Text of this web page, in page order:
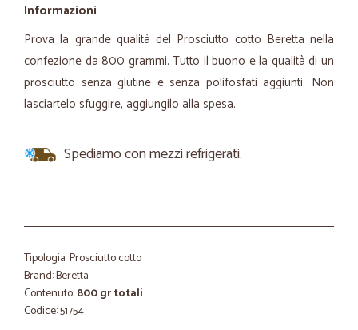
Informazioni
Prova la grande qualità del Prosciutto cotto Beretta nella
confezione da 800 grammi. Tutto il buono e la qualità di un
prosciutto senza glutine e senza polifosfati aggiunti. Non
lasciartelo sfuggire, aggiungilo alla spesa.
Spediamo con mezzi refrigerati.
Tipologia: Prosciutto cotto
Brand: Beretta
Contenuto:800 gr totali
Codice: 51754